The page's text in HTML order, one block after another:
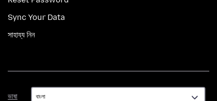
Sync Your Data
সাহায্য নিন
ভাষা
ভাষা